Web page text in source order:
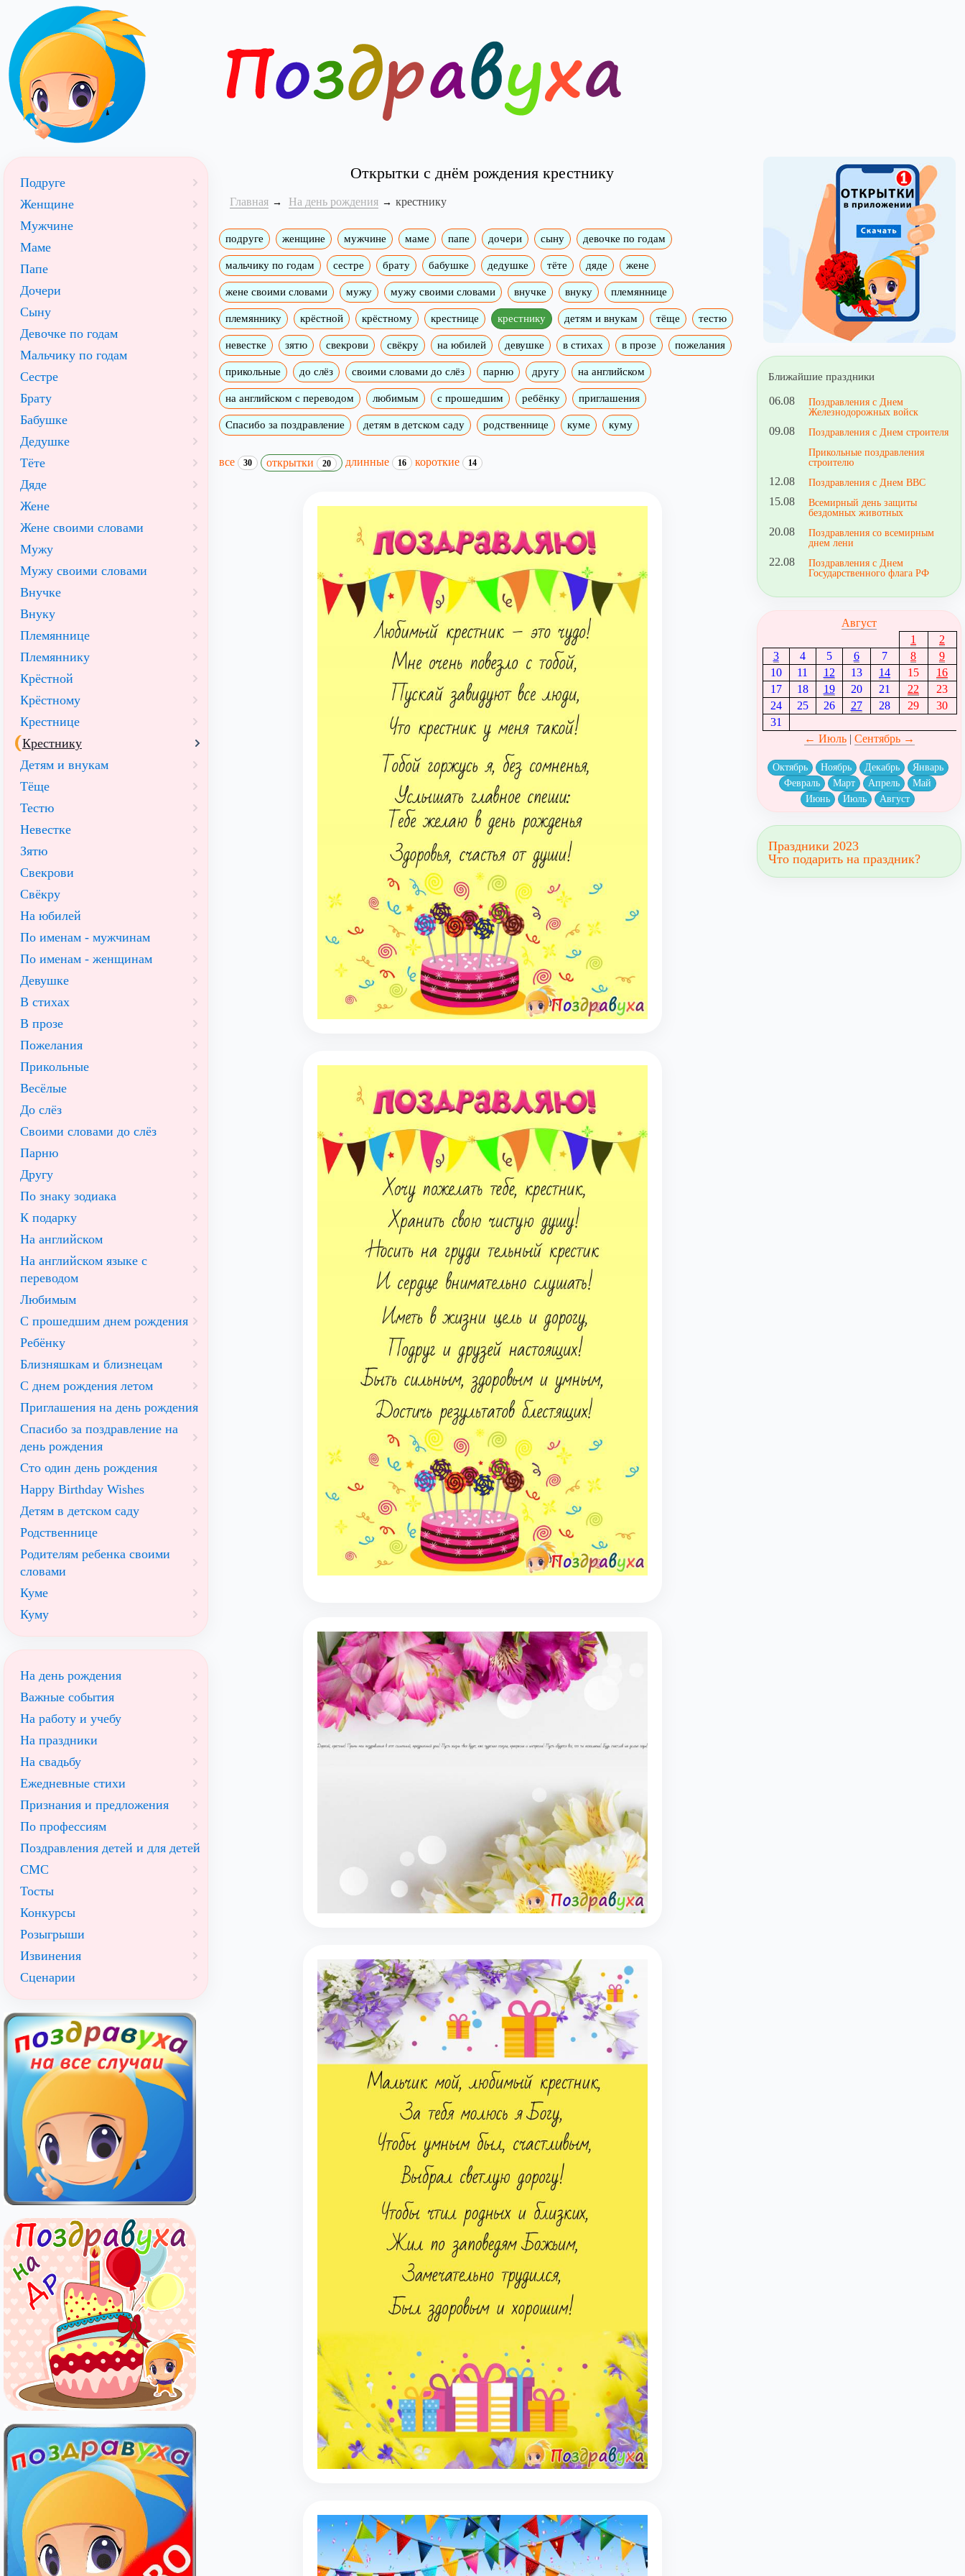
Открытки с днём рождения крестнику
Главная На день рождения крестнику
подруге женщине мужчине маме папе дочери сыну девочке по годам
мальчику по годам сестре брату бабушке дедушке тёте дяде жене
жене своими словами мужу мужу своими словами внучке внуку племяннице
племяннику крёстной крёстному крестнице крестнику детям и внукам тёще тестю
невестке зятю свекрови свёкру на юбилей девушке в стихах в прозе пожелания
прикольные до слёз своими словами до слёз парню другу на английском
на английском с переводом любимым с прошедшим ребёнку приглашения
Спасибо за поздравление детям в детском саду родственнице куме куму
все 30 открытки 20 длинные 16 короткие 14
Подруге
Женщине
Мужчине
Маме
Папе
Дочери
Сыну
Девочке по годам
Мальчику по годам
Сестре
Брату
Бабушке
Дедушке
Тёте
Дяде
Жене
Жене своими словами
Мужу
Мужу своими словами
Внучке
Внуку
Племяннице
Племяннику
Крёстной
Крёстному
Крестнице
Крестнику
Детям и внукам
Тёще
Тестю
Невестке
Зятю
Свекрови
Свёкру
На юбилей
По именам - мужчинам
По именам - женщинам
Девушке
В стихах
В прозе
Пожелания
Прикольные
Весёлые
До слёз
Своими словами до слёз
Парню
Другу
По знаку зодиака
К подарку
На английском
На английском языке с
переводом
Любимым
С прошедшим днем рождения
Ребёнку
Близняшкам и близнецам
С днем рождения летом
Приглашения на день рождения
Спасибо за поздравление на
день рождения
Сто один день рождения
Happy Birthday Wishes
Детям в детском саду
Родственнице
Родителям ребенка своими
словами
Куме
Куму
На день рождения
Важные события
На работу и учебу
На праздники
На свадьбу
Ежедневные стихи
Признания и предложения
По профессиям
Поздравления детей и для детей
СМС
Тосты
Конкурсы
Розыгрыши
Извинения
Сценарии
Ближайшие праздники
06.08
Поздравления с Днем
Железнодорожных войск
09.08
Поздравления с Днем строителя
Прикольные поздравления
строителю
12.08 Поздравления с Днем ВВС
15.08
Всемирный день защиты
бездомных животных
20.08
Поздравления со всемирным
днем лени
22.08
Поздравления с Днем
Государственного флага РФ
Август
1
2
3
4 5 6 7 8
9
10
11 12 13 14 15
16
17
18 19 20 21 22
23
24
25 26 27 28 29
30
31
← Июль| Сентябрь →
Октябрь Ноябрь Декабрь
Январь
Февраль
Март Апрель
Май
Июнь
Июль Август
Праздники 2023
Что подарить на праздник?